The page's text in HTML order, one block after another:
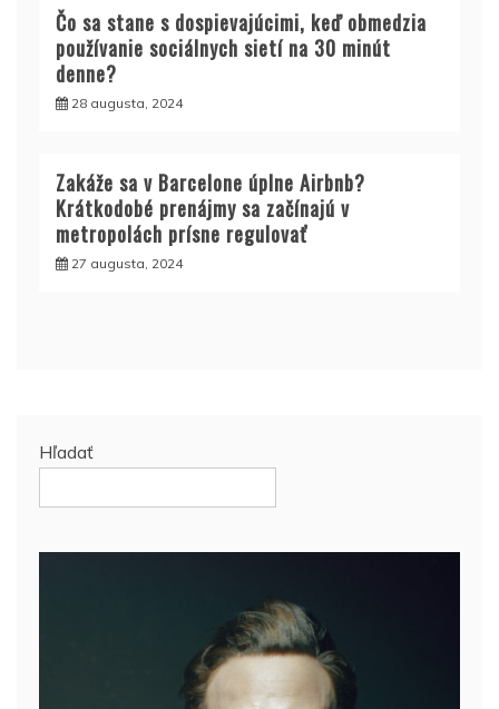
Čo sa stane s dospievajúcimi, keď obmedzia
používanie sociálnych sietí na 30 minút
denne?
28 augusta, 2024
Zakáže sa v Barcelone úplne Airbnb?
Krátkodobé prenájmy sa začínajú v
metropolách prísne regulovať
27 augusta, 2024
Hľadať